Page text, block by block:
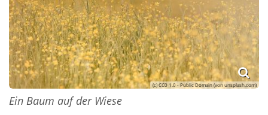
(c) CC0 1.0 - Public Domain (von unsplash.com)
Ein Baum auf der Wiese